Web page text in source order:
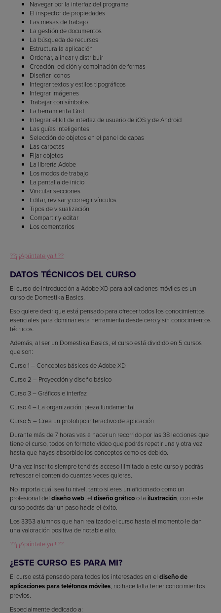
Navegar por la interfaz del programa
El inspector de propiedades
Las mesas de trabajo
La gestión de documentos
La búsqueda de recursos
Estructura la aplicación
Ordenar, alinear y distribuir
Creación, edición y combinación de formas
Diseñar iconos
Integrar textos y estilos tipográficos
Integrar imágenes
Trabajar con símbolos
La herramienta Grid
Integrar el kit de interfaz de usuario de iOS y de Android
Las guías inteligentes
Selección de objetos en el panel de capas
Las carpetas
Fijar objetos
La librería Adobe
Los modos de trabajo
La pantalla de inicio
Vincular secciones
Editar, revisar y corregir vínculos
Tipos de visualización
Compartir y editar
Los comentarios
??¡¡¡Apúntate ya!!!??
DATOS TÉCNICOS DEL CURSO
El curso de Introducción a Adobe XD para aplicaciones móviles es un
curso de Domestika Basics.
Eso quiere decir que está pensado para ofrecer todos los conocimientos
esenciales para dominar esta herramienta desde cero y sin conocimientos
técnicos.
Además, al ser un Domestika Basics, el curso está dividido en 5 cursos
que son:
Curso 1 – Conceptos básicos de Adobe XD
Curso 2 – Proyección y diseño básico
Curso 3 – Gráficos e interfaz
Curso 4 – La organización: pieza fundamental
Curso 5 – Crea un prototipo interactivo de aplicación
Durante más de 7 horas vas a hacer un recorrido por las 38 lecciones que
tiene el curso, todos en formato vídeo que podrás repetir una y otra vez
hasta que hayas absorbido los conceptos como es debido.
Una vez inscrito siempre tendrás acceso ilimitado a este curso y podrás
refrescar el contenido cuantas veces quieras.
No importa cuál sea tu nivel, tanto si eres un aficionado como un
profesional del diseño web, el diseño gráficoo la ilustración, con este
curso podrás dar un paso hacia el éxito.
Los 3353 alumnos que han realizado el curso hasta el momento le dan
una valoración positiva de notable alto.
??¡¡¡Apúntate ya!!!??
¿ESTE CURSO ES PARA MI?
El curso está pensado para todos los interesados en el diseño de
aplicaciones para teléfonos móviles, no hace falta tener conocimientos
previos.
Especialmente dedicado a: